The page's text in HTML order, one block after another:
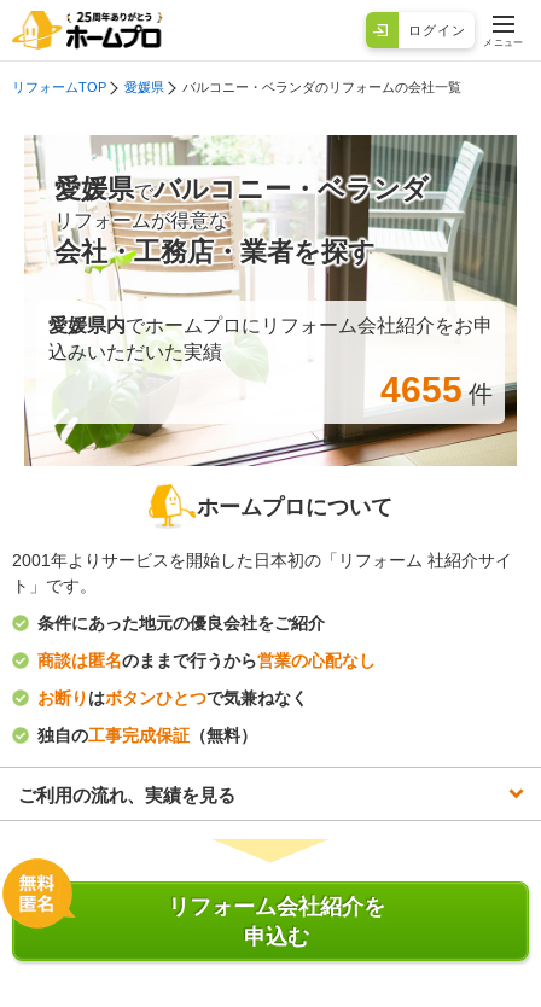
ログイン
メニュー
リフォームTOP 愛媛県 バルコニー・ベランダのリフォームの会社一覧
愛媛県でバルコニー・ベランダ
リフォームが得意な
会社・工務店・業者を探す
愛媛県内でホームプロにリフォーム会社紹介をお申
込みいただいた実績
4655 件
ホームプロについて
2001年よりサービスを開始した日本初の「リフォーム 社紹介サイ
ト」です。
条件にあった地元の優良会社をご紹介
商談は匿名のままで行うから営業の心配なし
お断り はボタンひとつで気兼ねなく
独自の工事完成保証 （無料）
ご利用の流れ、実績を見る
リフォーム会社紹介を
申込む